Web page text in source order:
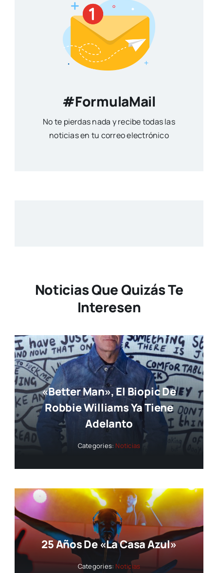
#FormulaMail
No te pierdas nada y recibe todas las
noticias en tu correo electrónico
Noticias Que Quizás Te
Interesen
«Better Man», El Biopic De
Robbie Williams Ya Tiene
Adelanto
Categories: Noticias
25 Años De «La Casa Azul»
Categories: Noticias